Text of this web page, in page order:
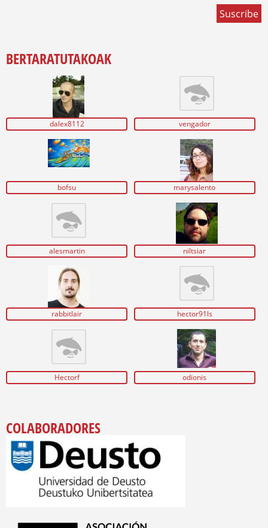
BERTARATUTAKOAK
dalex8112 vengador
bofsu marysalento
alesmartin niltsiar
rabbitlair hector91ls
Hectorf odionis
COLABORADORES